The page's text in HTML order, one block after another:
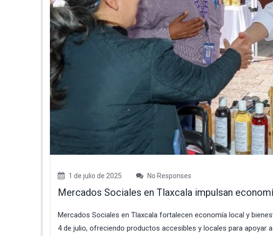
1 de julio de 2025 No Responses
Mercados Sociales en Tlaxcala impulsan
Mercados Sociales en Tlaxcala fortalecen economía local y
4 de julio, ofreciendo productos accesibles y locales para apoyar